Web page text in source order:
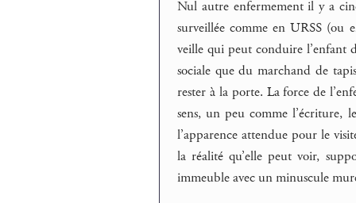
Nul autre enfermement il y a
surveillée comme en URSS (ou
veille qui peut conduire l’enfant
sociale que du marchand de
rester à la porte. La force de
sens, un peu comme l’écriture,
l’apparence attendue pour le
la réalité qu’elle peut voir,
immeuble avec un minuscule